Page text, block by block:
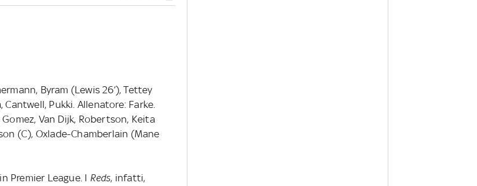
Byram (Lewis 26’), Tettey
Cantwell, Pukki. Allenatore: Farke.
Van Dijk, Robertson, Keita
(C), Oxlade-Chamberlain (Mane
in Premier League. I Reds, infatti,